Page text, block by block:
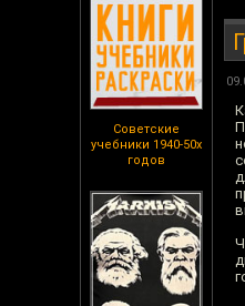
Советские
учебники 1940-50х
годов